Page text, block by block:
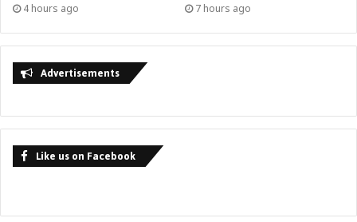
4 hours ago 7 hours ago
Advertisements
Like us on Facebook